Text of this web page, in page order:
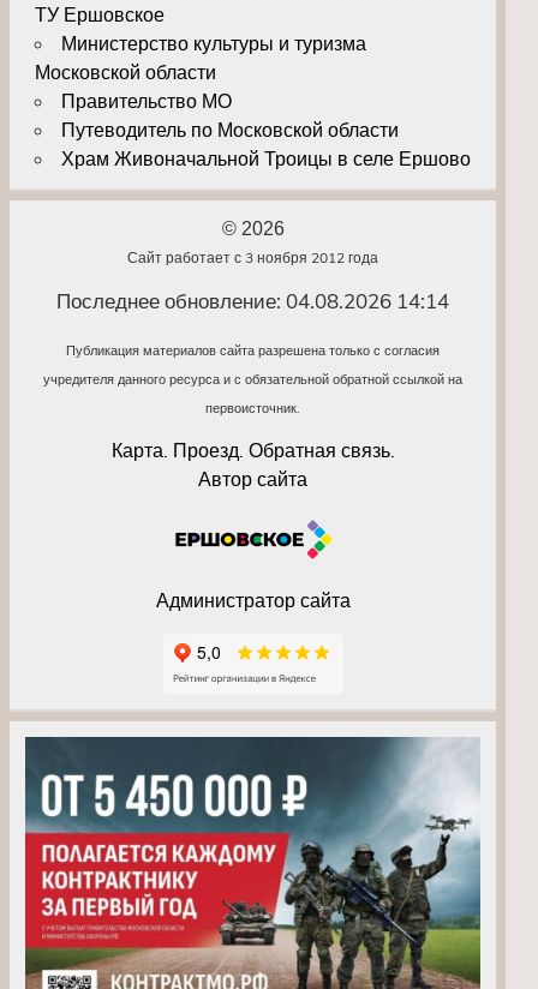
ТУ Ершовское
Министерство культуры и туризма
Московской области
Правительство МО
Путеводитель по Московской области
Храм Живоначальной Троицы в селе Ершово
© 2026
Сайт работает с 3 ноября 2012 года
Последнее обновление: 04.08.2026 14:14
Публикация материалов сайта разрешена только с согласия
учредителя данного ресурса и с обязательной обратной ссылкой на
первоисточник.
Карта. Проезд. Обратная связь.
Автор сайта
Администратор сайта